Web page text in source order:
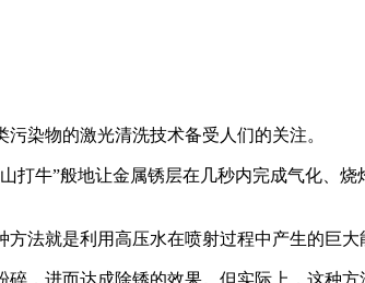
染物的激光清洗技术备受人们的关注。
打牛”般地让金属锈层在几秒内完成气化、
就是利用高压水在喷射过程中产生的巨大
，进而达成除锈的效果。但实际上，这种